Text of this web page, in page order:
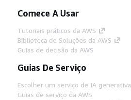
Comece A Usar
Tutoriais práticos da AWS
Biblioteca de Soluções da AWS
Guias de decisão da AWS
Guias De Serviço
Escolher um serviço de IA generativa
Guias de serviço da AWS